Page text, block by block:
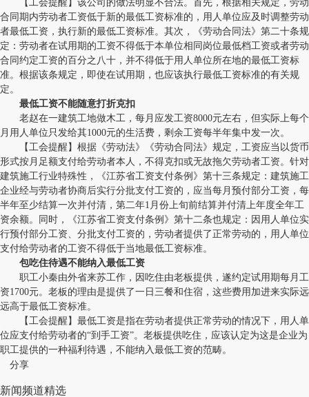
【工会提醒】该公司的做法明显不合法。首先，根据相关规定，劳动
合同期内劳动者工资低于新的最低工资标准的，用人单位应及时调整劳动
者最低工资，执行新的最低工资标准。其次，《劳动合同法》第二十条规
定：劳动者在试用期的工资不得低于本单位相同岗位最低档工资或者劳动
合同约定工资的百分之八十，并不得低于用人单位所在地的最低工资标
准。根据该条规定，即使在试用期，也应该执行最低工资标准的有关规
定。
最低工资不能随意打折克扣
老赵在一建筑工地做木工，每月应发工资8000元左右，但实际上每个
月用人单位只发给其1000元的生活费，剩余工资每半年集中发一次。
【工会提醒】根据《劳动法》《劳动合同法》规定，工资应当以货币
形式按月足额支付给劳动者本人，不得克扣或无故拖欠劳动者工资。针对
建筑施工行业特殊性，《江苏省工资支付条例》第十三条规定：建筑施工
企业经与劳动者协商后实行分批支付工资的，应当每月预付部分工资，每
半年至少结算一次并付清，第二年1月份上旬前结算并付清上年度全年工
资余额。同时，《江苏省工资支付条例》第十二条也规定：因用人单位实
行预付部分工资、分批支付工资的，劳动者提供了正常劳动的，用人单位
支付给劳动者的工资不得低于当地最低工资标准。
包吃住待遇不能纳入最低工资
职工小秦由外省来苏工作，因吃住由老板提供，遂约定试用期每月工
资1700元。老板的理由是提供了一日三餐和住宿，这些费用加进来实际远
远高于最低工资标准。
【工会提醒】最低工资是指在劳动者提供正常劳动的情况下，用人单
位应支付给劳动者的“到手工资”。老板提供吃住，应该认定为这是企业为
职工提供的一种福利待遇，不能纳入最低工资的范畴。
分享
新闻频道精选